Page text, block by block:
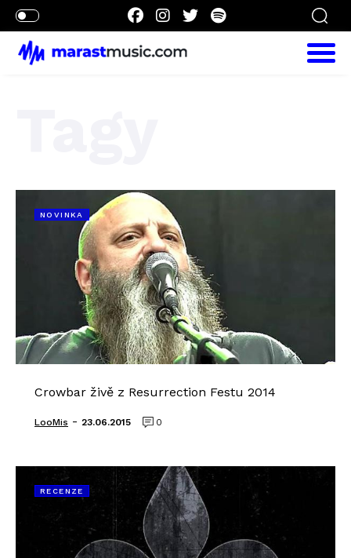
NOVINKA
Crowbar živě z Resurrection Festu 2014
LooMis - 23.06.2015 0
RECENZE